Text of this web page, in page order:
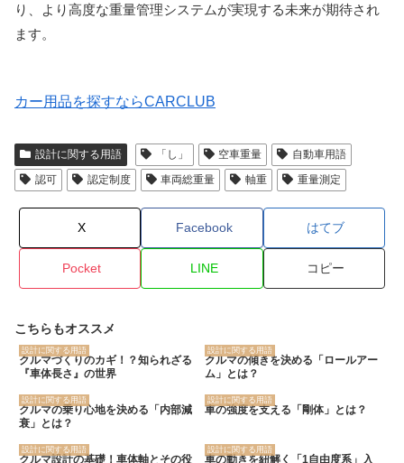
り、より高度な重量管理システムが実現する未来が期待され
ます。
カー用品を探すならCARCLUB
設計に関する用語 「し」 空車重量
自動車用語
認可
認定制度 車両総重量 軸重 重量測定
X Facebook はてブ
Pocket LINE コピー
こちらもオススメ
設計に関する用語
クルマづくりのカギ！？知られざる
『車体長さ』の世界
設計に関する用語
クルマの傾きを決める「ロールアー
ム」とは？
設計に関する用語
クルマの乗り心地を決める「内部減
衰」とは？
設計に関する用語
車の強度を支える「剛体」とは？
設計に関する用語
クルマ設計の基礎！車体軸とその役
設計に関する用語
車の動きを紐解く「1自由度系」入